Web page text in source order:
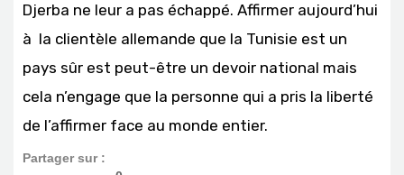
Djerba ne leur a pas échappé. Affirmer aujourd’hui
à la clientèle allemande que la Tunisie est un
pays sûr est peut-être un devoir national mais
cela n’engage que la personne qui a pris la liberté
de l’affirmer face au monde entier.
Partager sur :